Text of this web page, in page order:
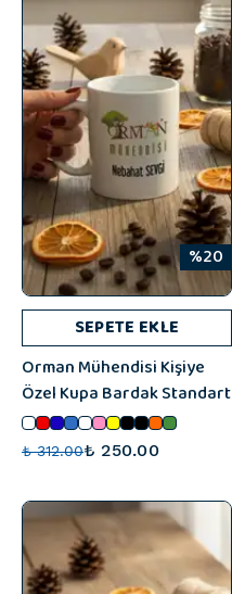
%20
SEPETE EKLE
Orman Mühendisi Kişiye
Özel Kupa Bardak Standart
₺ 312.00₺ 250.00